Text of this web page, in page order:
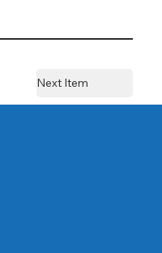
Next Item